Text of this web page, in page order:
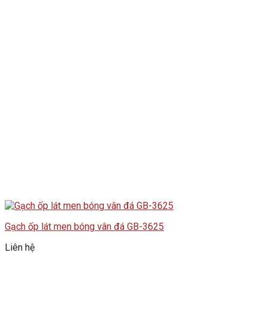
Gạch ốp lát men bóng vân đá GB-3625
Liên hệ